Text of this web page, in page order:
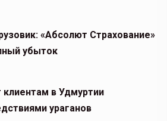
«Абсолют Страхование»
убыток
клиентам в Удмуртии
ураганов